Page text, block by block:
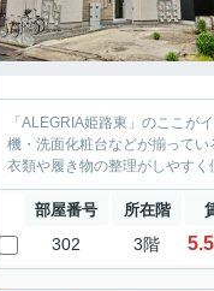
「ALEGRIA姫路東」のここ
機・洗面化粧台などが揃って
衣類や履き物の整理がしやす
部屋番号 所在階
302 3階